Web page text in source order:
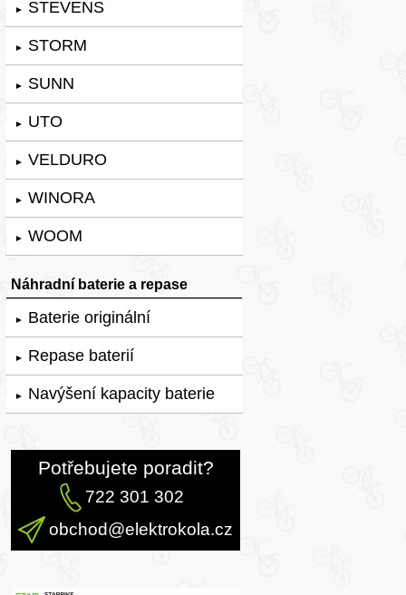
► STEVENS
► STORM
► SUNN
► UTO
► VELDURO
► WINORA
► WOOM
Náhradní baterie a repase
► Baterie originální
► Repase baterií
► Navýšení kapacity baterie
Potřebujete poradit?
722 301 302
obchod@elektrokola.cz